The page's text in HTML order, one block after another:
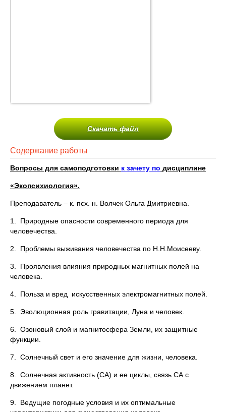
Скачать файл
Содержание работы
Вопросы для самоподготовки к зачету по дисциплине
«Экопсихиология».
Преподаватель – к. псх. н. Волчек Ольга Дмитриевна.
1. Природные опасности современного периода для
человечества.
2. Проблемы выживания человечества по Н.Н.Моисееву.
3. Проявления влияния природных магнитных полей на
человека.
4. Польза и вред искусственных электромагнитных полей.
5. Эволюционная роль гравитации, Луна и человек.
6. Озоновый слой и магнитосфера Земли, их защитные
функции.
7. Солнечный свет и его значение для жизни, человека.
8. Солнечная активность (СА) и ее циклы, связь СА с
движением планет.
9. Ведущие погодные условия и их оптимальные